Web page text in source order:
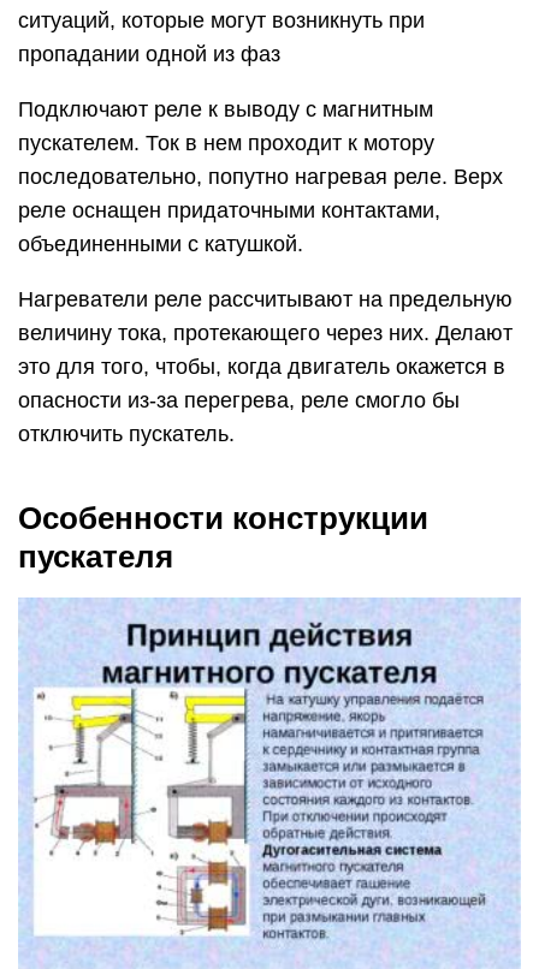
ситуаций, которые могут возникнуть при
пропадании одной из фаз
Подключают реле к выводу с магнитным
пускателем. Ток в нем проходит к мотору
последовательно, попутно нагревая реле. Верх
реле оснащен придаточными контактами,
объединенными с катушкой.
Нагреватели реле рассчитывают на предельную
величину тока, протекающего через них. Делают
это для того, чтобы, когда двигатель окажется в
опасности из-за перегрева, реле смогло бы
отключить пускатель.
Особенности конструкции
пускателя